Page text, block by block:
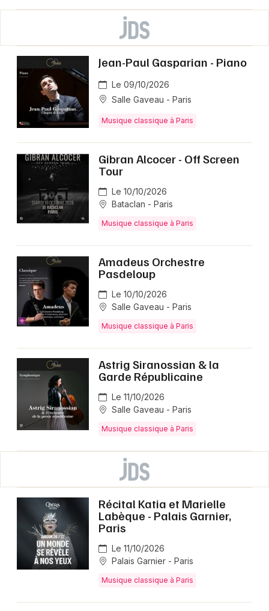
Jean-Paul Gasparian - Piano
Le 09/10/2026
Salle Gaveau - Paris
Musique classique à Paris
Gibran Alcocer - Off Screen
Tour
Le 10/10/2026
Bataclan - Paris
Musique classique à Paris
Amadeus Orchestre
Pasdeloup
Le 10/10/2026
Salle Gaveau - Paris
Musique classique à Paris
Astrig Siranossian & la
Garde Républicaine
Le 11/10/2026
Salle Gaveau - Paris
Musique classique à Paris
Récital Katia et Marielle
Labèque - Palais Garnier,
Paris
Le 11/10/2026
Palais Garnier - Paris
Musique classique à Paris